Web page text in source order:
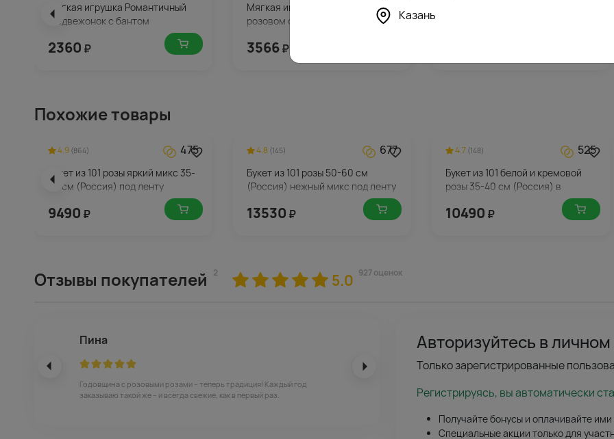
Мягкая игрушка Романтичный
Медвежонок с бантом
2360 ₽
Мягкая игрушка Зайка Ми в
розовом сарафане
3566₽
Похожие товары
4.9 (864) 475
Букет из 101 розы яркий микс 35-
40 см (Россия) под ленту
9490 ₽
4.8 (145) 677
Букет из 101 розы 50-60 см
(Россия) нежный микс под ленту
13530 ₽
4.7 (148) 525
Букет из 101 белой и кремовой
розы 35-40 см (Россия) в
10490 ₽
Отзывы покупателей 2 5.0 927 оценок
Пина
Годовщина с розовыми розами – теперь традиция! Каждый год
заказываю такой же – и всегда свежие, как в первый раз.
Авторизуйтесь в
Только зарегистрированные
Регистрируясь, вы автоматически
Получайте бонусы и оплачивайте ими
Специальные акции только для
Казань